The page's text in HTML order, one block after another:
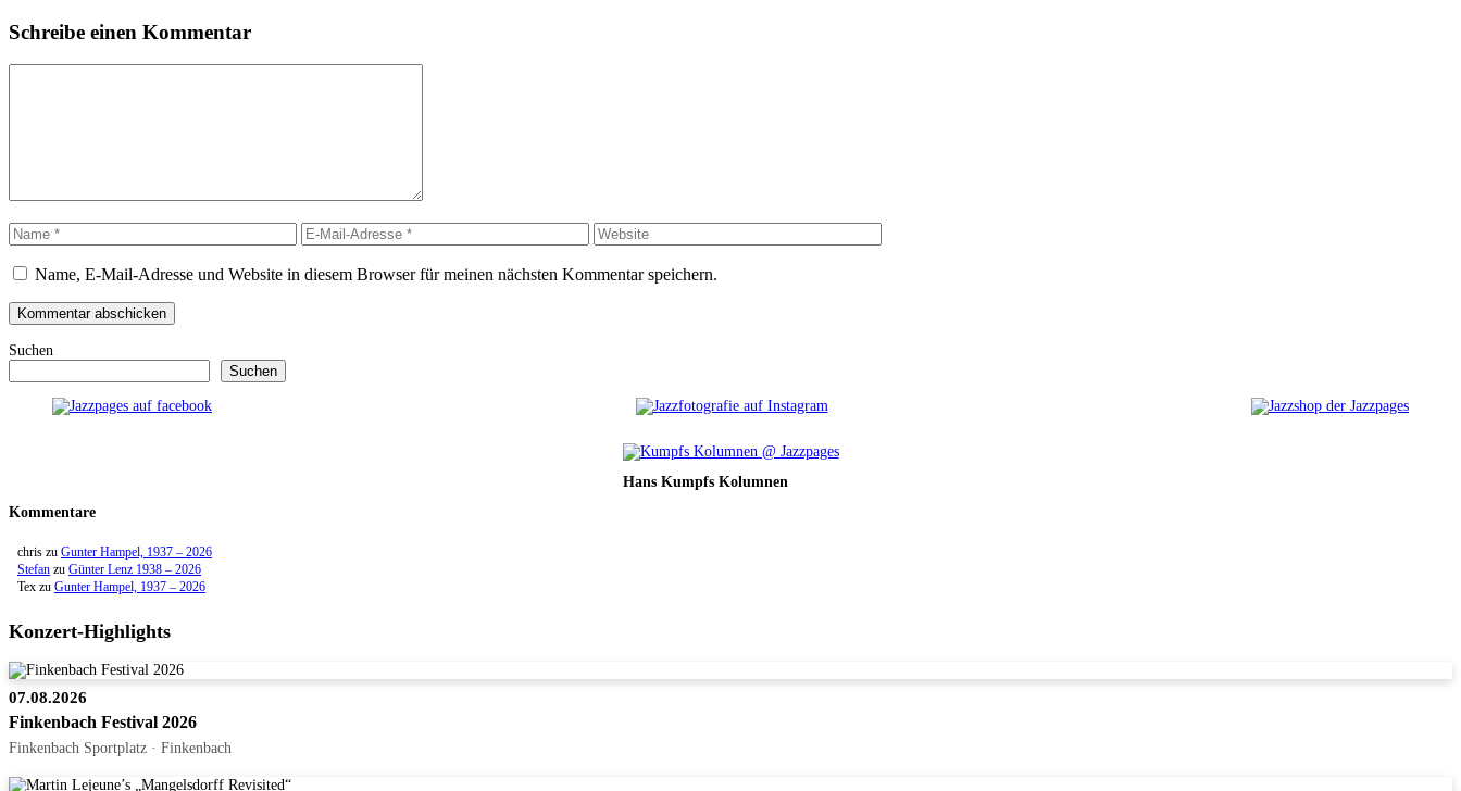
Schreibe einen Kommentar
Name
E-
Mail-
Adresse
Website
Name, E-Mail-Adresse und Website in diesem Browser für meinen nächsten Kommentar speichern.
Suchen
Suchen
Hans Kumpfs Kolumnen
Kommentare
chris zu Gunter Hampel, 1937 – 2026
Stefan zu Günter Lenz 1938 – 2026
Tex zu Gunter Hampel, 1937 – 2026
Konzert-Highlights
07.08.2026
Finkenbach Festival 2026
Finkenbach Sportplatz · Finkenbach